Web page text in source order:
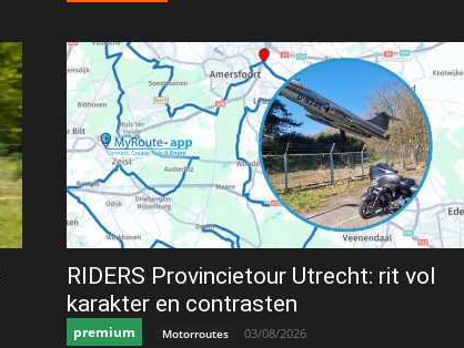
RIDERS Provincietour Utrecht: rit vol
karakter en contrasten
premium Motorroutes 03/08/2026